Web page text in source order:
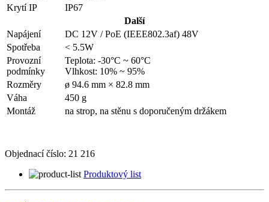
Krytí IP
IP67
Další
Napájení
DC 12V / PoE (IEEE802.3af) 48V
Spotřeba
< 5.5W
Provozní
podmínky
Teplota: -30°C ~ 60°C
Vlhkost: 10% ~ 95%
Rozměry
ø 94.6 mm × 82.8 mm
Váha
450 g
Montáž
na strop, na stěnu s doporučeným držákem
Objednací číslo: 21 216
Produktový list